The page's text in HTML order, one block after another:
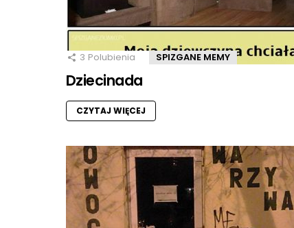
3 Polubienia SPIZGANE MEMY
Dziecinada
CZYTAJ WIĘCEJ